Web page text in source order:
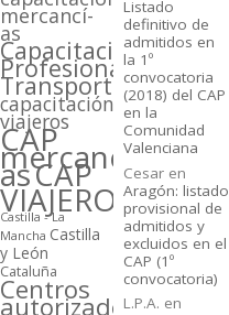
mercancí­
as
Capacitación
Profesional
Transporte
capacitación
viajeros
CAP
mercancí­
asCAP
VIAJEROS
Castilla - La
Mancha Castilla
y León
Cataluña
Centros
autorizados
Listado
definitivo de
admitidos en
la 1º
convocatoria
(2018) del CAP
en la
Comunidad
Valenciana
Cesaren
Aragón: listado
provisional de
admitidos y
excluidos en el
CAP (1º
convocatoria)
L.P.A. en